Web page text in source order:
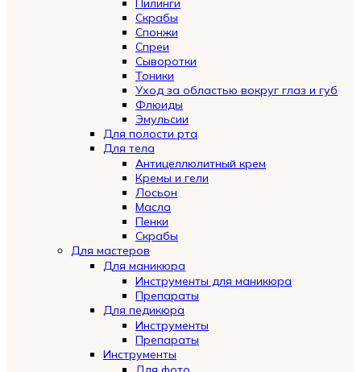
Пилинги
Скрабы
Спонжи
Спреи
Сыворотки
Тоники
Уход за областью вокруг глаз и губ
Флюиды
Эмульсии
Для полости рта
Для тела
Антицеллюлитный крем
Кремы и гели
Лосьон
Масла
Пенки
Скрабы
Для мастеров
Для маникюра
Инструменты для маникюра
Препараты
Для педикюра
Инструменты
Препараты
Инструменты